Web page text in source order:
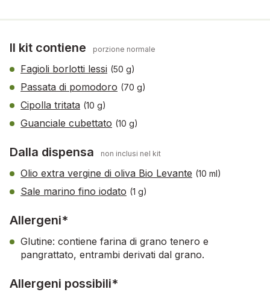
Il kit contiene porzione normale
Fagioli borlotti lessi (50 g)
Passata di pomodoro (70 g)
Cipolla tritata (10 g)
Guanciale cubettato (10 g)
Dalla dispensa non inclusi nel kit
Olio extra vergine di oliva Bio Levante (10 ml)
Sale marino fino iodato (1 g)
Allergeni*
Glutine: contiene farina di grano tenero e
pangrattato, entrambi derivati dal grano.
Allergeni possibili*